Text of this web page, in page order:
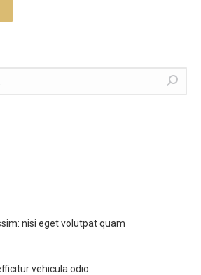
nisi eget volutpat quam
vehicula odio